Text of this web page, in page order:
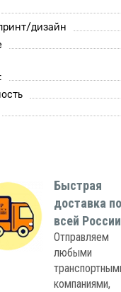
дизайн
Быстрая
доставка по
всей России
Отправляем
любыми
компаниями,